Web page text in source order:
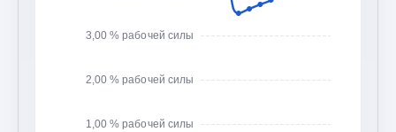
1,00 % рабочей силы
2,00 % рабочей силы
3,00 % рабочей силы